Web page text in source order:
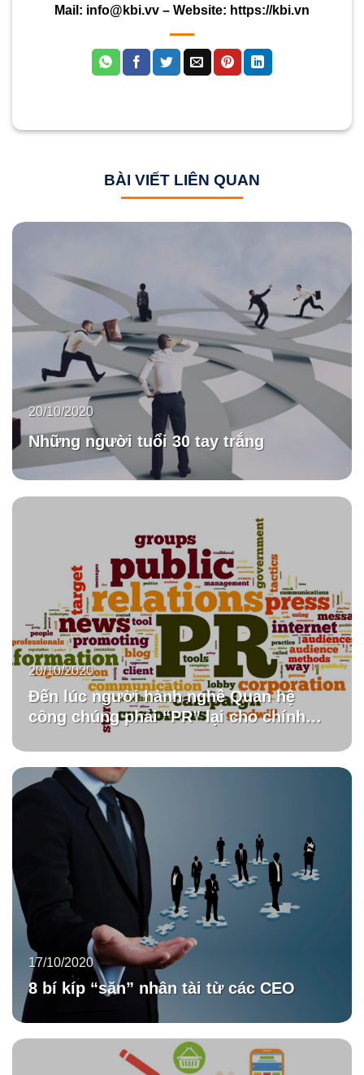
Mail: info@kbi.vv – Website: https://kbi.vn
BÀI VIẾT LIÊN QUAN
Những người tuổi 30 tay trắng
20/10/2020
Đến lúc người hành nghề Quan hệ
công chúng phải “PR” lại cho chính
20/10/2020
8 bí kíp “săn” nhân tài từ các CEO
17/10/2020